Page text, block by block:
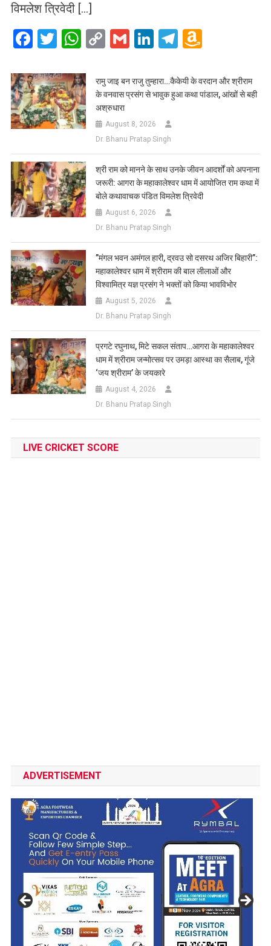
विमलेश त्रिवेदी […]
Facebook
Twitter
WhatsApp
CopyGmailLinkedIn
Telegram
List
रामु जाइ बन राजु तुम्हारा…कैकेयी के वरदान और श्रीराम
के वनवास प्रसंग से भावुक हुआ कथा पांडाल, आंखों से बही
अश्रुधारा
August 8, 2026
Dr. Bhanu Pratap Singh
​श्री राम को मानने के साथ उनके जीवन आदर्शों को अपनाना
जरूरी: आगरा के महाकालेश्वर धाम में आयोजित राम कथा में
बोले कथावाचक पंडित विमलेश त्रिवेदी
August 6, 2026
Dr. Bhanu Pratap Singh
​”मंगल भवन अमंगल हारी, द्रवउ सो दसरथ अजिर बिहारी”:
महाकालेश्वर धाम में श्रीराम की बाल लीलाओं और
विश्वामित्र यज्ञ प्रसंग ने भक्तों को किया भावविभोर
August 5, 2026
Dr. Bhanu Pratap Singh
प्रगटे रघुनाथ, मिटे सकल संताप…आगरा के महाकालेश्वर
धाम में श्रीराम जन्मोत्सव पर उमड़ा आस्था का सैलाब, गूंजे
‘जय श्रीराम’ के जयकारे
August 4, 2026
Dr. Bhanu Pratap Singh
LIVE CRICKET SCORE
ADVERTISEMENT